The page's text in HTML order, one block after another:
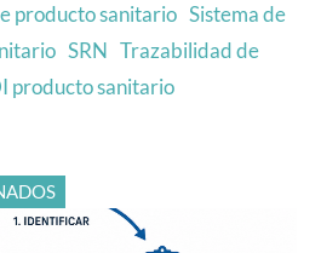
producto sanitario Sistema de
SRN Trazabilidad de
producto sanitario